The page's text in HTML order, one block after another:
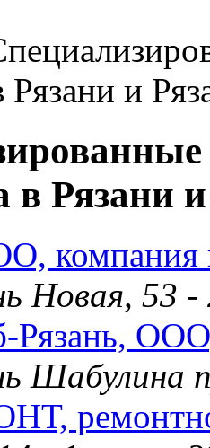
Рязани и
в Рязани
компания
Новая, 53
Шабулина